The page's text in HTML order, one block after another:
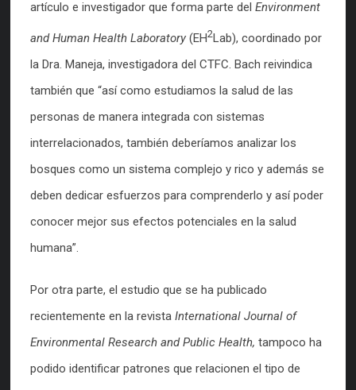
artículo e investigador que forma parte del Environment
and Human Health Laboratory (EH2Lab), coordinado por
la Dra. Maneja, investigadora del CTFC. Bach reivindica
también que “así como estudiamos la salud de las
personas de manera integrada con sistemas
interrelacionados, también deberíamos analizar los
bosques como un sistema complejo y rico y además se
deben dedicar esfuerzos para comprenderlo y así poder
conocer mejor sus efectos potenciales en la salud
humana”.
Por otra parte, el estudio que se ha publicado
recientemente en la revista International Journal of
Environmental Research and Public Health, tampoco ha
podido identificar patrones que relacionen el tipo de